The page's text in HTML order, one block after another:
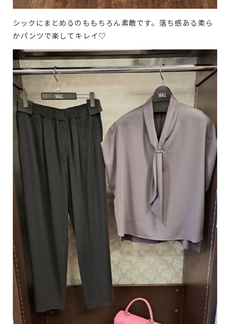
シックにまとめるのももちろん素敵です。落ち感ある柔ら
かパンツで楽してキレイ♡